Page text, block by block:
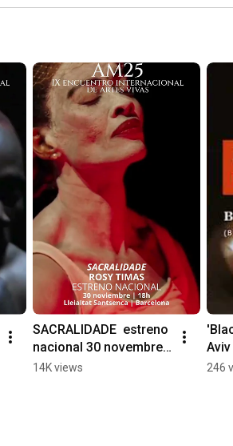
SACRALIDADE  estreno
nacional 30 novembre |
18h la Lleialtat
14K views 246